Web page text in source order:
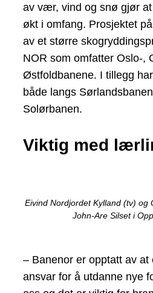
av vær, vind og snø gjør
økt i omfang. Prosjektet
av et større
NOR som omfatter Oslo-,
Østfoldbanene. I tillegg
både langs
Solørbanen.
Viktig med
Eivind Nordjordet Kylland (tv) og
John-Are Silset i
– Banenor er opptatt av
ansvar for å utdanne nye